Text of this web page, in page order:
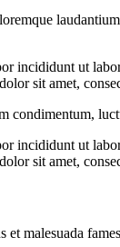
incididunt ut
sit amet,
condimentum,
incididunt ut
sit amet,
et malesuada